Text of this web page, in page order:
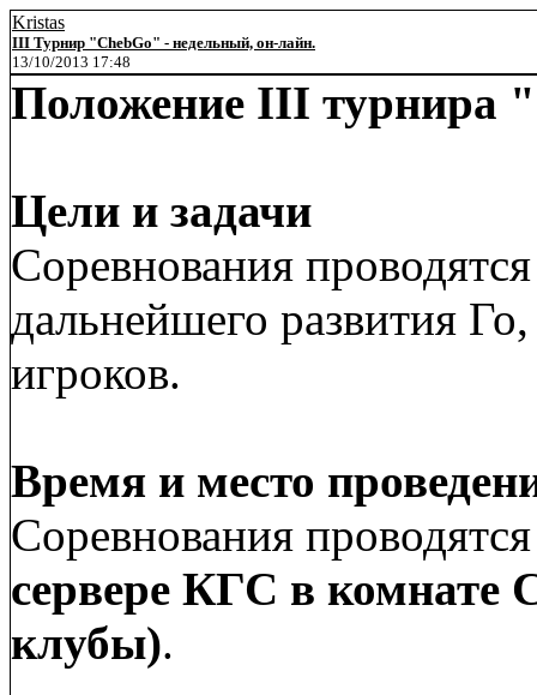
Kristas
III Турнир "ChebGo" - недельный, он-лайн.
13/10/2013 17:48
Положение III турнира
Цели и задачи
Соревнования
дальнейшего развития
игроков.
Время и место
Соревнования
сервере КГС в комнате
клубы).